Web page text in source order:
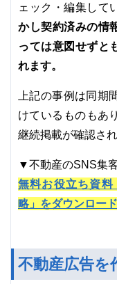
ェック・編集して
かし契約済みの情
っては意図せずと
れます。
上記の事例は同期
けているものもあ
継続掲載が確認され
▼不動産のSNS集
無料お役立ち資
略」をダウンロー
不動産広告を